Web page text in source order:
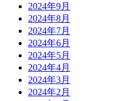
2024年9月
2024年8月
2024年7月
2024年6月
2024年5月
2024年4月
2024年3月
2024年2月